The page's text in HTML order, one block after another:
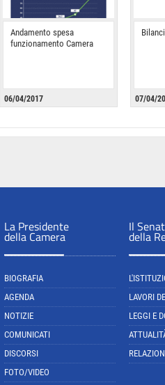
Andamento spesa
funzionamento Camera
06/04/2017 07/04/
La Presidente
della Camera
BIOGRAFIA
AGENDA
NOTIZIE
COMUNICATI
DISCORSI
FOTO/VIDEO
Il
della
LAVORI
LEGGI E